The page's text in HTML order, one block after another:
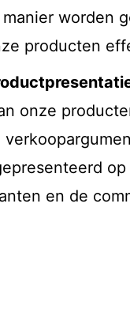
worden
producten
onze
en de